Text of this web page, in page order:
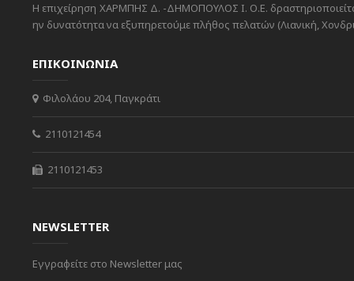
Η επιχείρηση ΧΑΡΜΠΗΣ Δ. -ΔΗΜΟΠΟΥΛΟΣ Ι. Ο.Ε.
ην δυνατότητα να εξυπηρετούμε πλήθος πελατών (Λιανική,
ΕΠΙΚΟΙΝΩΝΙΑ
Φιλολάου 204, Παγκράτι
2110121454
2110121453
NEWSLETTER
Εγγραφείτε στο Newsletter μας